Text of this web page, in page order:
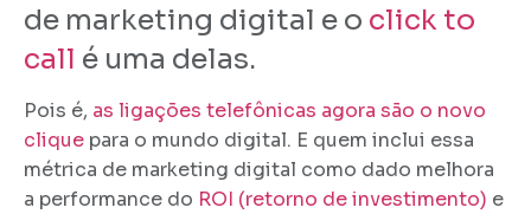
de marketing digital e o click to
call é uma delas.
Pois é, as ligações telefônicas agora são o novo
clique para o mundo digital. E quem inclui essa
métrica de marketing digital como dado melhora
a performance do ROI (retorno de investimento) e